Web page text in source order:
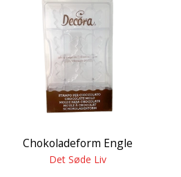
Chokoladeform Engle
Det Søde Liv